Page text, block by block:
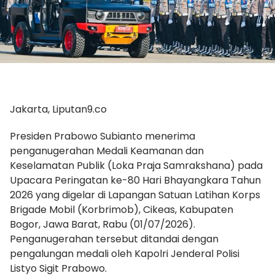
Jakarta, Liputan9.co
Presiden Prabowo Subianto menerima
penganugerahan Medali Keamanan dan
Keselamatan Publik (Loka Praja Samrakshana) pada
Upacara Peringatan ke-80 Hari Bhayangkara Tahun
2026 yang digelar di Lapangan Satuan Latihan Korps
Brigade Mobil (Korbrimob), Cikeas, Kabupaten
Bogor, Jawa Barat, Rabu (01/07/2026).
Penganugerahan tersebut ditandai dengan
pengalungan medali oleh Kapolri Jenderal Polisi
Listyo Sigit Prabowo.